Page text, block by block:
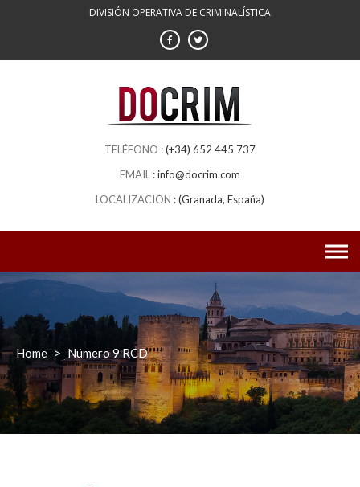
DIVISIÓN OPERATIVA DE CRIMINALÍSTICA
(+34) 652 445 737
info@docrim.com
(Granada, España)
Home > Número 9 RCD